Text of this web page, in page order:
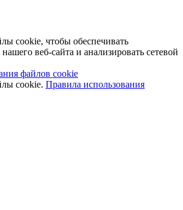
cookie, чтобы обеспечивать
веб-сайта и анализировать сетевой
файлов cookie
cookie. Правила использования